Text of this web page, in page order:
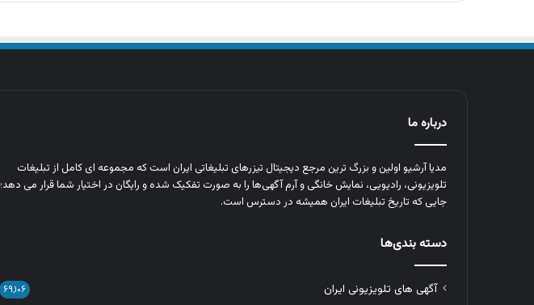
درباره ما
مدیا آرشیو اولین و بزرگ‌ ترین مرجع دیجیتال تیزرهای تبلیغاتی ایران است که مجموعه‌ ای کامل از تبلیغات
تلویزیونی، رادیویی، نمایش خانگی و آرم‌ آگهی‌ها را به‌ صورت تفکیک‌ شده و رایگان در اختیار شما قرار می‌ دهد؛
جایی که تاریخ تبلیغات ایران همیشه در دسترس است.
دسته بندی‌ها
آگهی های تلویزیونی ایران ۶۹,۱۰۶